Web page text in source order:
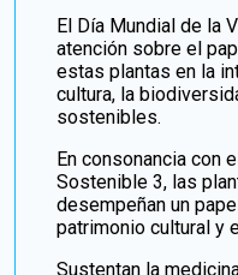
El Día Mundial de la
atención sobre el
estas plantas en la
cultura, la
sostenibles.
En consonancia con
Sostenible 3, las
desempeñan un
patrimonio cultural y
Sustentan la